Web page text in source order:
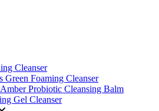
Cleanser
Green Foaming Cleanser
Probiotic Cleansing Balm
Gel Cleanser